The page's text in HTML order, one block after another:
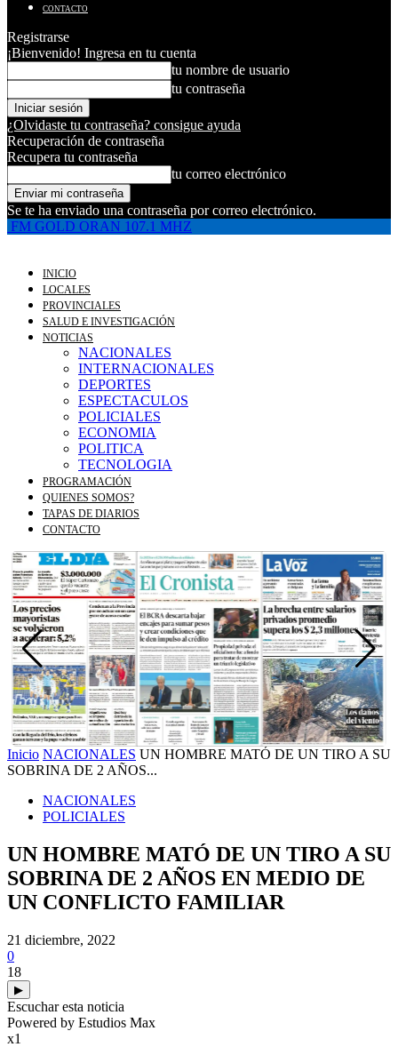
CONTACTO
Registrarse
¡Bienvenido! Ingresa en tu cuenta
tu nombre de usuario
tu contraseña
¿Olvidaste tu contraseña? consigue ayuda
Recuperación de contraseña
Recupera tu contraseña
tu correo electrónico
Se te ha enviado una contraseña por correo electrónico.
FM GOLD ORAN 107.1 MHZ
INICIO
LOCALES
PROVINCIALES
SALUD E INVESTIGACIÓN
NOTICIAS
NACIONALES
INTERNACIONALES
DEPORTES
ESPECTACULOS
POLICIALES
ECONOMIA
POLITICA
TECNOLOGIA
PROGRAMACIÓN
QUIENES SOMOS?
TAPAS DE DIARIOS
CONTACTO
Inicio NACIONALES UN HOMBRE MATÓ DE UN TIRO A SU
SOBRINA DE 2 AÑOS...
NACIONALES
POLICIALES
UN HOMBRE MATÓ DE UN TIRO A SU
SOBRINA DE 2 AÑOS EN MEDIO DE
UN CONFLICTO FAMILIAR
21 diciembre, 2022
0
18
▶
Escuchar esta noticia
Powered by Estudios Max
x1